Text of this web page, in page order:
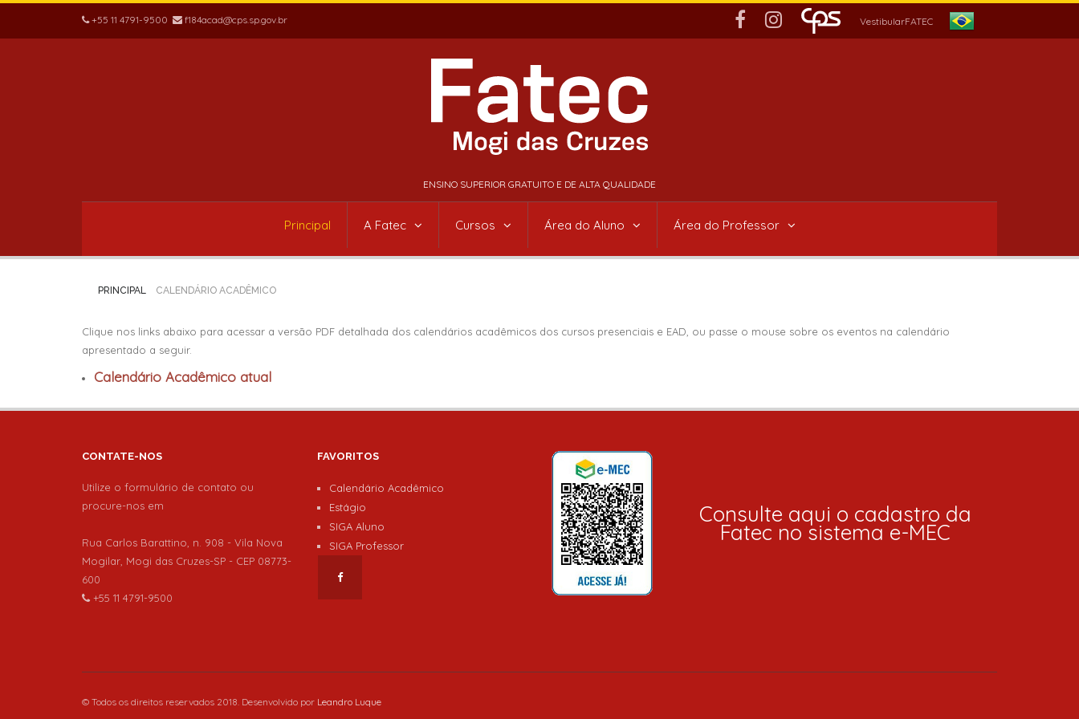
+55 11 4791-9500 f184acad@cps.sp.gov.br VestibularFATEC
ENSINO SUPERIOR GRATUITO E DE ALTA QUALIDADE
Principal A Fatec Cursos Área do Aluno Área do Professor
PRINCIPAL CALENDÁRIO ACADÊMICO
Clique nos links abaixo para acessar a versão PDF detalhada dos calendários acadêmicos dos cursos presenciais e EAD, ou passe o mouse sobre os eventos na calendário
apresentado a seguir.
Calendário Acadêmico atual
CONTATE-NOS
Utilize o formulário de contato ou
procure-nos em
Rua Carlos Barattino, n. 908 - Vila Nova
Mogilar, Mogi das Cruzes-SP - CEP 08773-
600
+55 11 4791-9500
FAVORITOS
Calendário Acadêmico
Estágio
SIGA Aluno
SIGA Professor
Consulte aqui o cadastro da
Fatec no sistema e-MEC
© Todos os direitos reservados 2018. Desenvolvido por Leandro Luque